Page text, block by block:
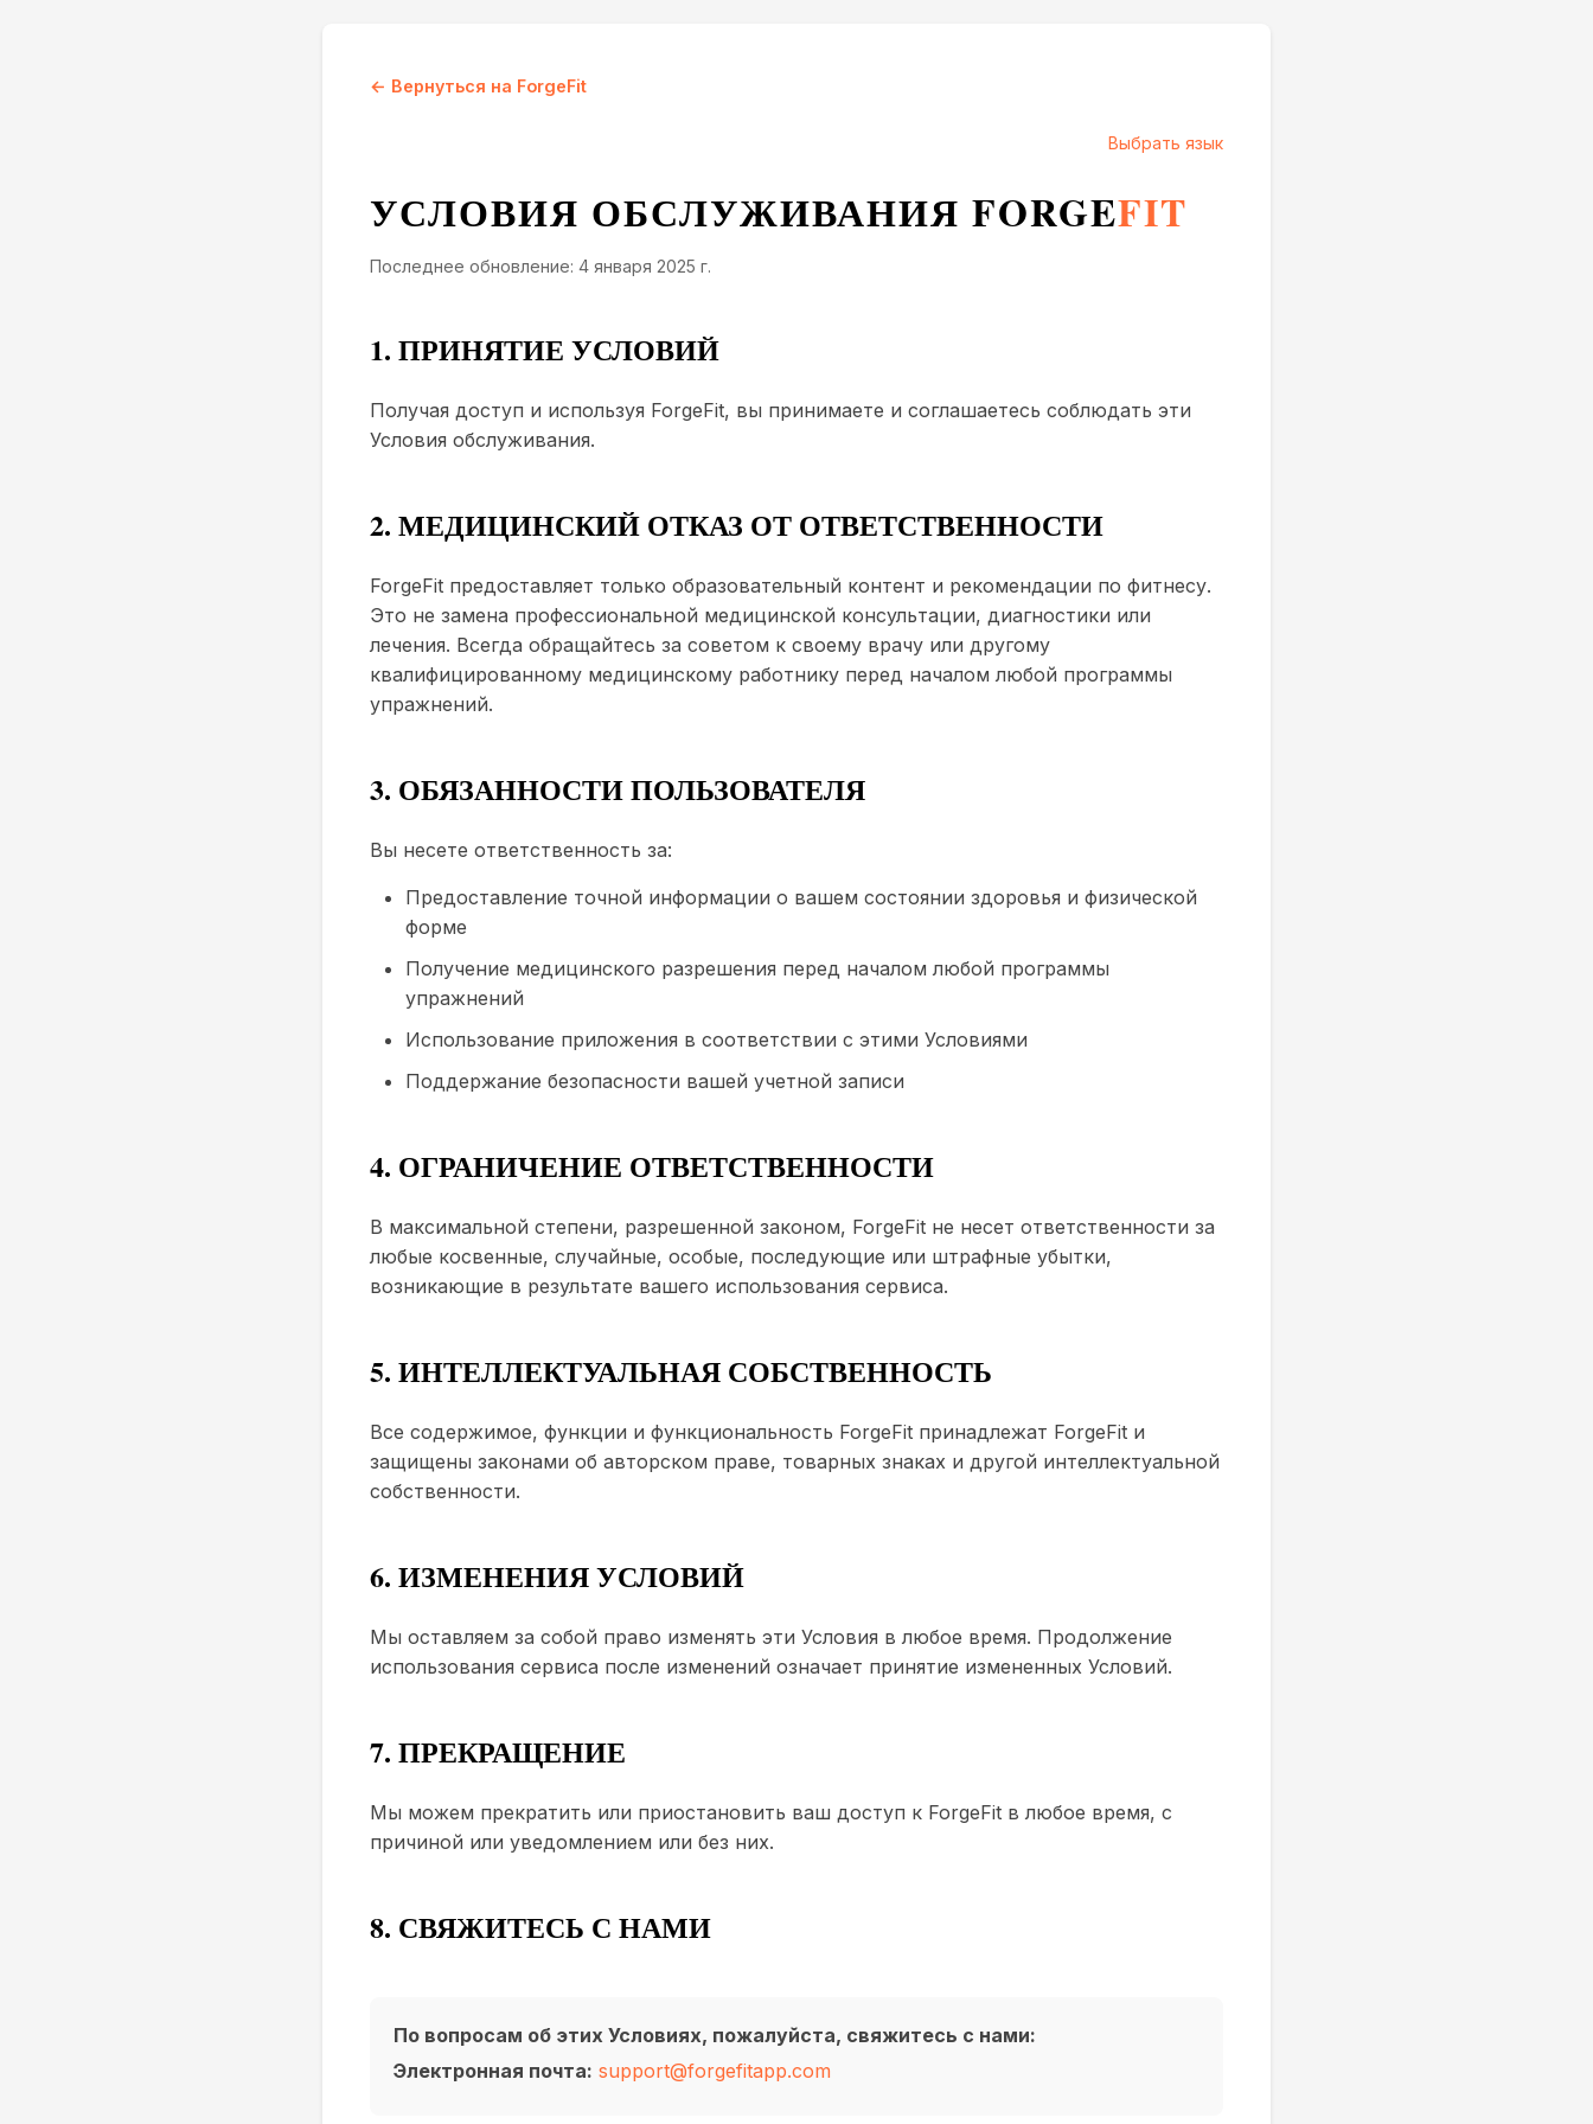
← Вернуться на ForgeFit
Выбрать язык
УСЛОВИЯ ОБСЛУЖИВАНИЯ FORGEFIT
Последнее обновление: 4 января 2025 г.
1. ПРИНЯТИЕ УСЛОВИЙ
Получая доступ и используя ForgeFit, вы принимаете и соглашаетесь соблюдать эти
Условия обслуживания.
2. МЕДИЦИНСКИЙ ОТКАЗ ОТ ОТВЕТСТВЕННОСТИ
ForgeFit предоставляет только образовательный контент и рекомендации по фитнесу.
Это не замена профессиональной медицинской консультации, диагностики или
лечения. Всегда обращайтесь за советом к своему врачу или другому
квалифицированному медицинскому работнику перед началом любой программы
упражнений.
3. ОБЯЗАННОСТИ ПОЛЬЗОВАТЕЛЯ
Вы несете ответственность за:
Предоставление точной информации о вашем состоянии здоровья и физической
форме
Получение медицинского разрешения перед началом любой программы
упражнений
Использование приложения в соответствии с этими Условиями
Поддержание безопасности вашей учетной записи
4. ОГРАНИЧЕНИЕ ОТВЕТСТВЕННОСТИ
В максимальной степени, разрешенной законом, ForgeFit не несет ответственности за
любые косвенные, случайные, особые, последующие или штрафные убытки,
возникающие в результате вашего использования сервиса.
5. ИНТЕЛЛЕКТУАЛЬНАЯ СОБСТВЕННОСТЬ
Все содержимое, функции и функциональность ForgeFit принадлежат ForgeFit и
защищены законами об авторском праве, товарных знаках и другой интеллектуальной
собственности.
6. ИЗМЕНЕНИЯ УСЛОВИЙ
Мы оставляем за собой право изменять эти Условия в любое время. Продолжение
использования сервиса после изменений означает принятие измененных Условий.
7. ПРЕКРАЩЕНИЕ
Мы можем прекратить или приостановить ваш доступ к ForgeFit в любое время, с
причиной или уведомлением или без них.
8. СВЯЖИТЕСЬ С НАМИ
По вопросам об этих Условиях, пожалуйста, свяжитесь с нами:
Электронная почта: support@forgefitapp.com